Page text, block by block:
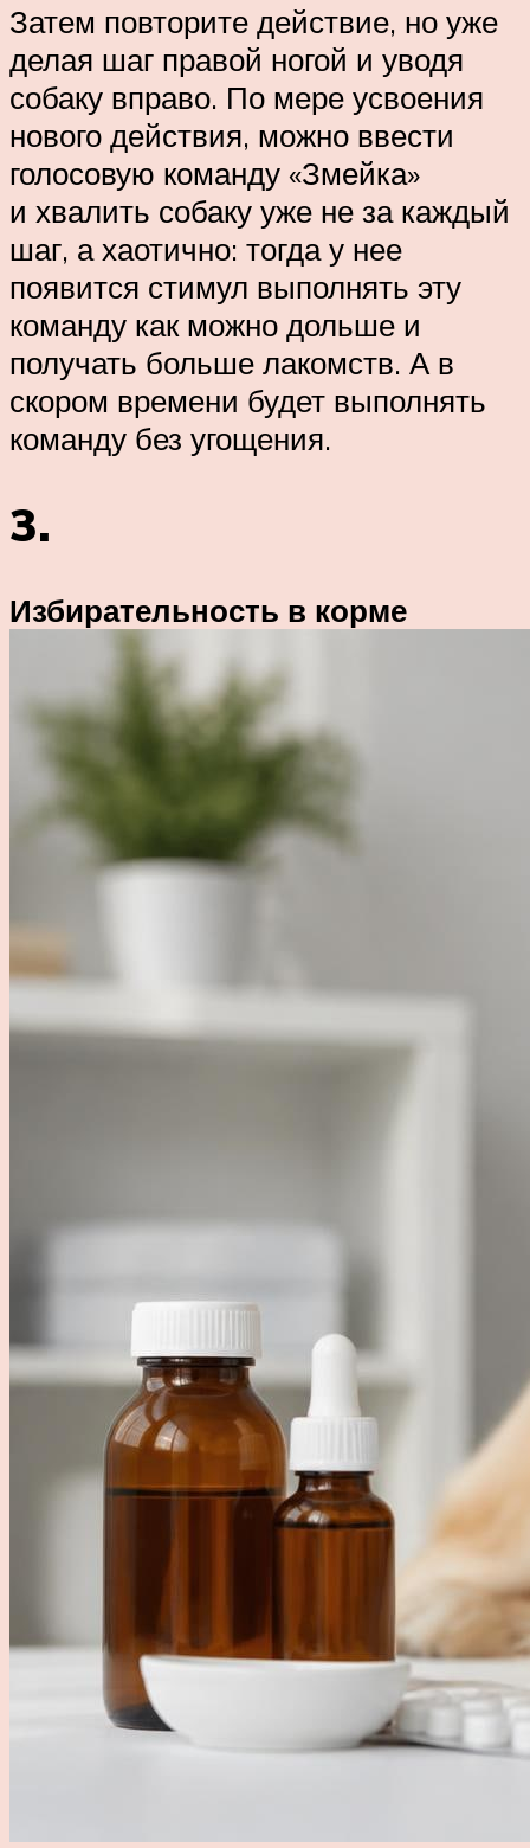
Затем повторите действие, но уже
делая шаг правой ногой и уводя
собаку вправо. По мере усвоения
нового действия, можно ввести
голосовую команду «Змейка»
и хвалить собаку уже не за каждый
шаг, а хаотично: тогда у нее
появится стимул выполнять эту
команду как можно дольше и
получать больше лакомств. А в
скором времени будет выполнять
команду без угощения.
3.
Избирательность в корме